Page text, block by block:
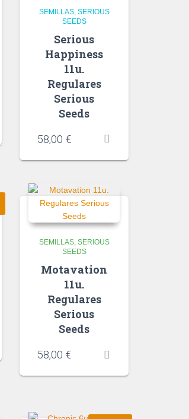
SEMILLAS SERIOUS
SEEDS
Serious
Happiness
11u.
Regulares
Serious
Seeds
58,00 €
SEMILLAS SERIOUS
SEEDS
Motavation
11u.
Regulares
Serious
Seeds
58,00 €